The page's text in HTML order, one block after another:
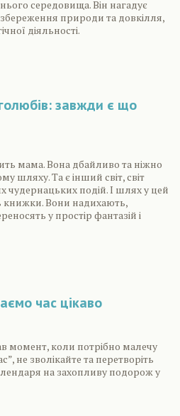
середовища. Він нагадує
природи та довкілля,
діяльності.
завжди є що
мама. Вона дбайливо та ніжно
шляху. Та є інший світ, світ
чудернацьких подій. І шлях у цей
книжки. Вони надихають,
у простір фантазій і
час цікаво
момент, коли потрібно малечу
не зволікайте та перетворіть
на захопливу подорож у